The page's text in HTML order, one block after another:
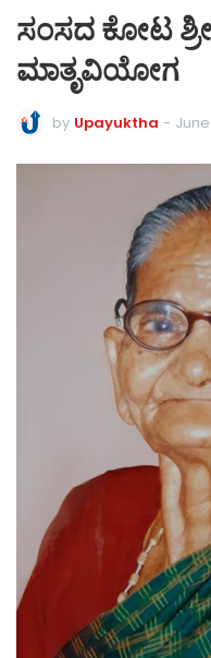
ಸಂಸದ ಕೋಟ
ಮಾತೃವಿಯೋಗ
by Upayuktha -